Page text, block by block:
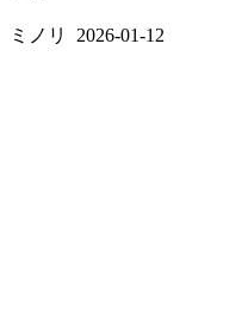
ミノリ 2026-01-12